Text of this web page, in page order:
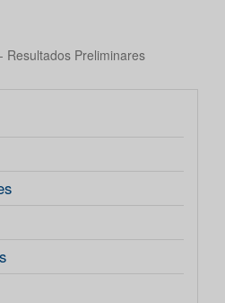
Resultados Preliminares